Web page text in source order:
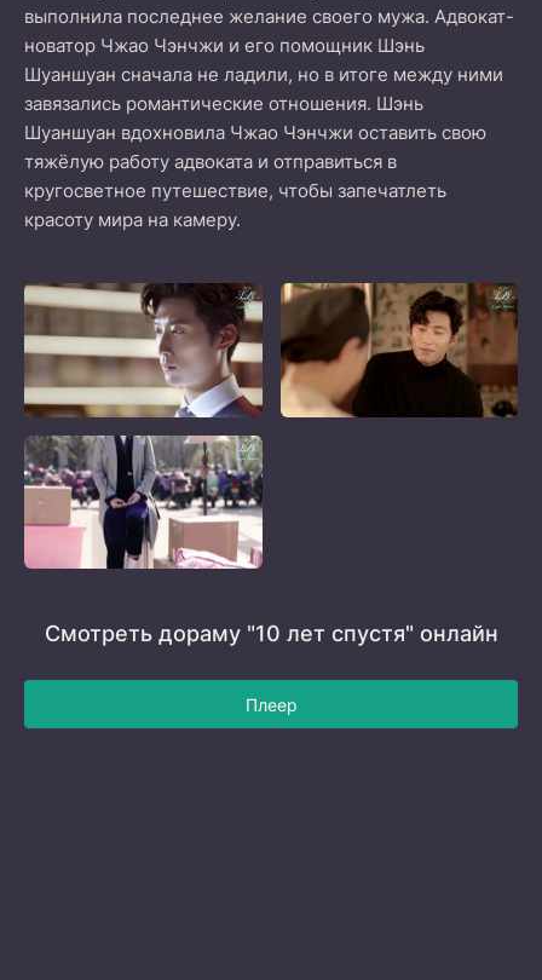
выполнила последнее желание своего мужа. Адвокат-
новатор Чжао Чэнчжи и его помощник Шэнь
Шуаншуан сначала не ладили, но в итоге между ними
завязались романтические отношения. Шэнь
Шуаншуан вдохновила Чжао Чэнчжи оставить свою
тяжёлую работу адвоката и отправиться в
кругосветное путешествие, чтобы запечатлеть
красоту мира на камеру.
Смотреть дораму "10 лет спустя" онлайн
Плеер